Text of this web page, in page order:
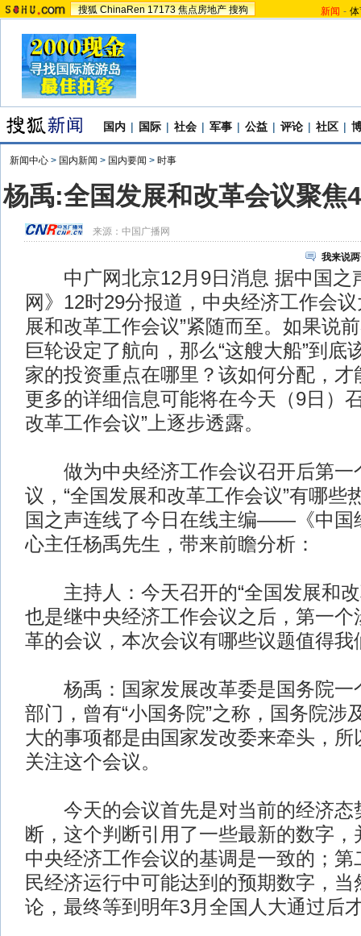
搜狐 ChinaRen 17173 焦点房地产 搜狗 新闻 -
国内 | 国际 | 社会 | 军事 | 公益 | 评论 | 社区 |
新闻中心 > 国内新闻 > 国内要闻 > 时事
杨禹:全国发展和改革会议聚焦
来源： 中国广播网
我来说
中广网北京12月9日消息 据中国之
网》12时29分报道，中央经济工作会
展和改革工作会议”紧随而至。如果说
巨轮设定了航向，那么“这艘大船”到底
家的投资重点在哪里？该如何分配，才
更多的详细信息可能将在今天（9日）
改革工作会议”上逐步透露。
做为中央经济工作会议召开后第一
议，“全国发展和改革工作会议”有哪些
国之声连线了今日在线主编——《中国
心主任杨禹先生，带来前瞻分析：
主持人：今天召开的“全国发展和改
也是继中央经济工作会议之后，第一个
革的会议，本次会议有哪些议题值得我
杨禹：国家发展改革委是国务院一
部门，曾有“小国务院”之称，国务院涉
大的事项都是由国家发改委来牵头，所
关注这个会议。
今天的会议首先是对当前的经济态
断，这个判断引用了一些最新的数字
中央经济工作会议的基调是一致的；第
民经济运行中可能达到的预期数字，
论，最终等到明年3月全国人大通过后